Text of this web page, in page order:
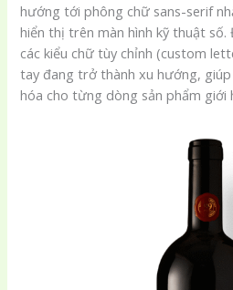
hướng tới phông chữ sans-serif
hiển thị trên màn hình kỹ thuật
các kiểu chữ tùy chỉnh (custom
tay đang trở thành xu hướng,
hóa cho từng dòng sản phẩm giới